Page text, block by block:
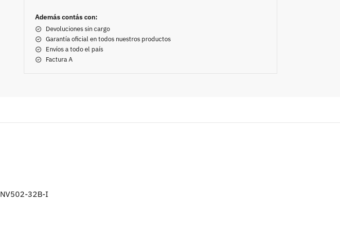
Además contás con:
Devoluciones sin cargo
Garantía oficial en todos nuestros productos
Envíos a todo el país
Factura A
NV502-32B-I